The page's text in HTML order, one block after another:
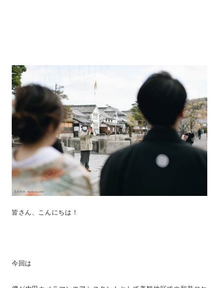
皆さん、こんにちは！
今回は